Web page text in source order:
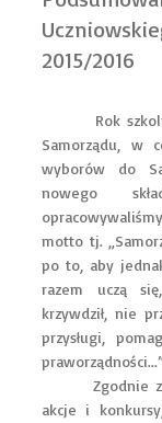
2015/2016
Rok szkolny
Samorządu, w
wyborów do
nowego
motto tj.
po to, aby
razem uczą
krzywdził, nie
przysługi,
Zgodnie z
akcje i